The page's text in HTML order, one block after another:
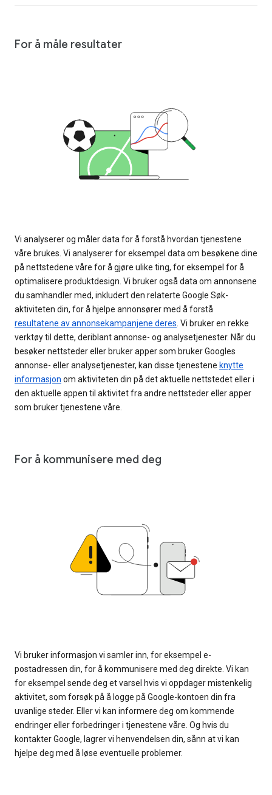
For å måle resultater
Vi analyserer og måler data for å forstå hvordan tjenestene
våre brukes. Vi analyserer for eksempel data om besøkene dine
på nettstedene våre for å gjøre ulike ting, for eksempel for å
optimalisere produktdesign. Vi bruker også data om annonsene
du samhandler med, inkludert den relaterte Google Søk-
aktiviteten din, for å hjelpe annonsører med å forstå
resultatene av annonsekampanjene deres. Vi bruker en rekke
verktøy til dette, deriblant annonse- og analysetjenester. Når du
besøker nettsteder eller bruker apper som bruker Googles
annonse- eller analysetjenester, kan disse tjenestene knytte
informasjon om aktiviteten din på det aktuelle nettstedet eller i
den aktuelle appen til aktivitet fra andre nettsteder eller apper
som bruker tjenestene våre.
For å kommunisere med deg
Vi bruker informasjon vi samler inn, for eksempel e-
postadressen din, for å kommunisere med deg direkte. Vi kan
for eksempel sende deg et varsel hvis vi oppdager mistenkelig
aktivitet, som forsøk på å logge på Google-kontoen din fra
uvanlige steder. Eller vi kan informere deg om kommende
endringer eller forbedringer i tjenestene våre. Og hvis du
kontakter Google, lagrer vi henvendelsen din, sånn at vi kan
hjelpe deg med å løse eventuelle problemer.